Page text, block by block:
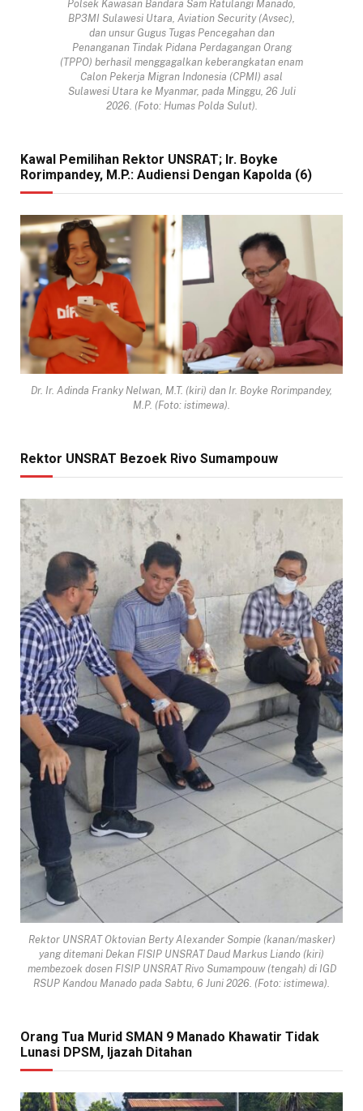
Polsek Kawasan Bandara Sam Ratulangi Manado,
BP3MI Sulawesi Utara, Aviation Security (Avsec),
dan unsur Gugus Tugas Pencegahan dan
Penanganan Tindak Pidana Perdagangan Orang
(TPPO) berhasil menggagalkan keberangkatan enam
Calon Pekerja Migran Indonesia (CPMI) asal
Sulawesi Utara ke Myanmar, pada Minggu, 26 Juli
2026. (Foto: Humas Polda Sulut).
Kawal Pemilihan Rektor UNSRAT; Ir. Boyke
Rorimpandey, M.P.: Audiensi Dengan Kapolda (6)
Dr. Ir. Adinda Franky Nelwan, M.T. (kiri) dan Ir. Boyke Rorimpandey,
M.P. (Foto: istimewa).
Rektor UNSRAT Bezoek Rivo Sumampouw
Rektor UNSRAT Oktovian Berty Alexander Sompie (kanan/masker)
yang ditemani Dekan FISIP UNSRAT Daud Markus Liando (kiri)
membezoek dosen FISIP UNSRAT Rivo Sumampouw (tengah) di IGD
RSUP Kandou Manado pada Sabtu, 6 Juni 2026. (Foto: istimewa).
Orang Tua Murid SMAN 9 Manado Khawatir Tidak
Lunasi DPSM, Ijazah Ditahan